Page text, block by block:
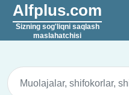
Alfplus.com
Sizning sog'liqni saqlash
maslahatchisi